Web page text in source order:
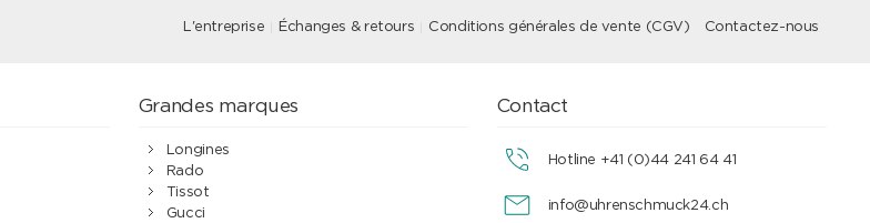
L'entreprise Échanges & retours Conditions générales de vente (CGV) Contactez-nous
Grandes marques
Longines
Rado
Tissot
Gucci
Contact
Hotline +41 (0)44 241 64 41
info@uhrenschmuck24.ch